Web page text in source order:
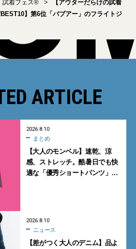
試着フェス®︎
【アウターだらけの試着
】第6位「バブアー」のフライトジ
ARTICLE
2026.8.10
まとめ
【大人のモンベル】速乾、涼
感、ストレッチ。酷暑日でも快
適な「優秀ショートパンツ」5
2026.8.10
ニュース
【差がつく大人のデニム】品よ